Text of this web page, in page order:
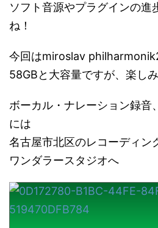
ソフト音源やプラグインの進
ね！
今回はmiroslav
58GBと大容量ですが、楽しみ
ボーカル・ナレーション録音
には
名古屋市北区のレコーディン
ワンダラースタジオへ